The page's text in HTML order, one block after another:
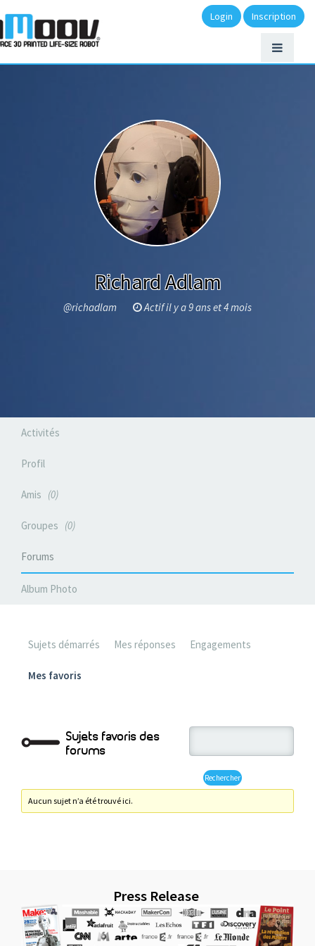
Login Inscription
Richard Adlam
@richadlam Actif il y a 9 ans et 4 mois
Activités
Profil
Amis 0
Groupes 0
Forums
Album Photo
Sujets démarrés Mes réponses Engagements
Mes favoris
Sujets favoris des
forums
Aucun sujet n’a été trouvé ici.
Press Release